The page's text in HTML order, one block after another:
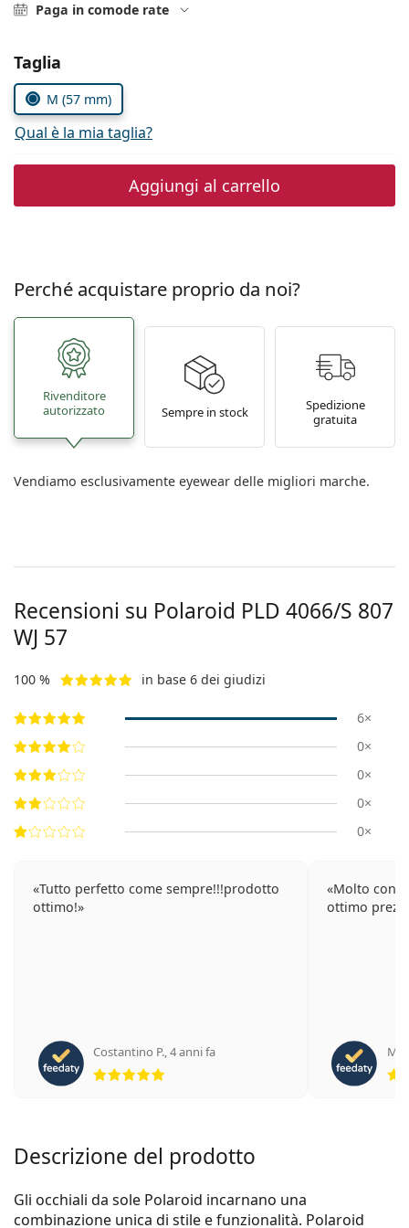
Persol
Tutte le marche
Paga in comode rate
Seleziona i parametri
Taglia
M (57 mm)
Qual è la mia taglia?
Aggiungi al carrello
Perché acquistare proprio da noi?
Rivenditore
autorizzato
Sempre in stock
Spedizione
gratuita
Vendiamo esclusivamente eyewear delle migliori marche.
Recensioni su Polaroid PLD 4066/S 807
WJ 57
100 % in base 6 dei giudizi
6×
0×
0×
0×
0×
Tutto perfetto come sempre!!!prodotto
ottimo!
Costantino P.,4 anni fa
valutazione 5 di 5
Molto
ottimo
Descrizione del prodotto
Gli occhiali da sole Polaroid incarnano una
combinazione unica di stile e funzionalità. Polaroid